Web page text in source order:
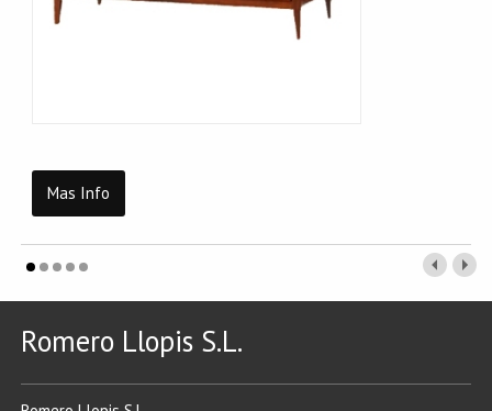
Mas Info
Romero Llopis S.L.